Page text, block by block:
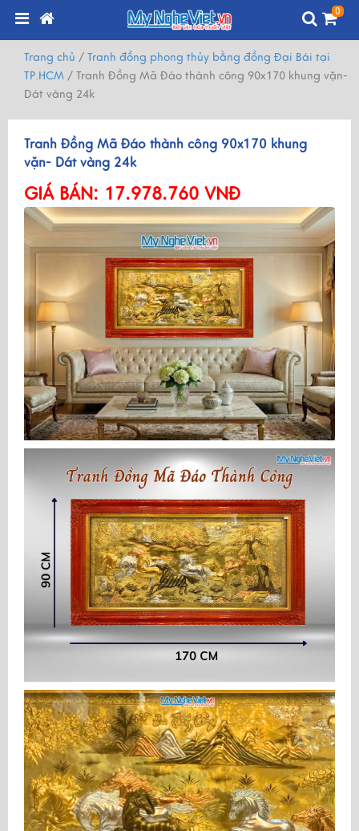
0
Trang chủ / Tranh đồng phong thủy bằng đồng Đại Bái tại
TP.HCM / Tranh Đồng Mã Đáo thành công 90x170 khung vặn-
Dát vàng 24k
Tranh Đồng Mã Đáo thành công 90x170 khung
vặn- Dát vàng 24k
GIÁ BÁN: 17.978.760 VNĐ